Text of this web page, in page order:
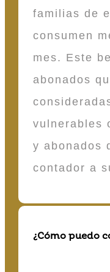
familias de
consumen
mes. Este
abonados
vulnerables
y abonados
contador a
¿Cómo puedo